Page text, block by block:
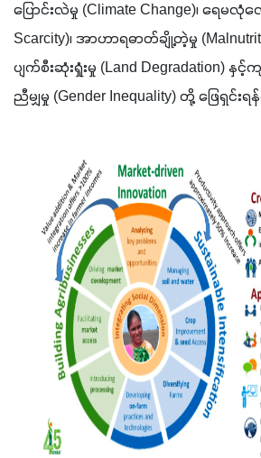
ပြောင်းလဲမှု (Climate Change)၊ ရေမလုံ
Scarcity)၊ အာဟာရဓာတ်ချို့တဲ့မှု
ပျက်စီးဆုံးရှုံးမှု (Land Degradation) နှင့်
ညီမျှမှု (Gender Inequality) တို့ ဖြေရှင်းရ